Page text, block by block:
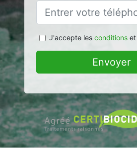
J'accepte les conditionset
Envoyer